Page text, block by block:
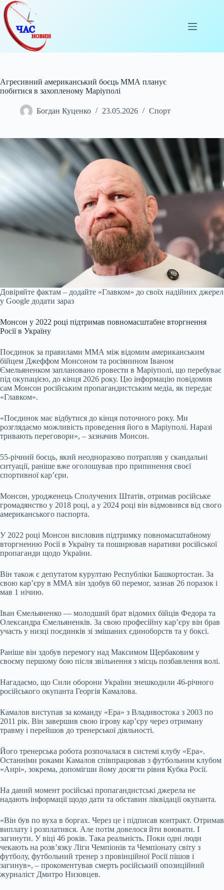
Перейти
до
вмісту
Агресивний американський боєць ММА планує
побитися в захопленому Маріуполі
Богдан Куценко 23.05.2026 Спорт
Довіряйте фактам – додайте «Главком» до своїх надійних джерел
у Google додати зараз
Монсон у 2022 році підтримав повномасштабне вторгнення
Росії в Україну
Поєдинок за правилами ММА між відомим американським
бійцем Джеффом Монсоном та росіянином Іваном
Ємельяненком заплановано провести в Маріуполі, що перебуває
під окупацією, до кінця 2026 року. Цю інформацію повідомив
сам Монсон російським пропагандистським медіа, як передає
«Главком».
«Поєдинок має відбутися до кінця поточного року. Ми
розглядаємо можливість проведення його в Маріуполі. Наразі
тривають переговори», – зазначив Монсон.
55-річний боєць, який неодноразово потрапляв у скандальні
ситуації, раніше вже оголошував про припинення своєї
спортивної кар’єри.
Монсон, уродженець Сполучених Штатів, отримав російське
громадянство у 2018 році, а у 2024 році він відмовився від свого
американського паспорта.
У 2022 році Монсон висловив підтримку повномасштабному
вторгненню Росії в Україну та поширював наративи російської
пропаганди щодо України.
Він також є депутатом курултаю Республіки Башкортостан. За
свою кар’єру в ММА він здобув 60 перемог, зазнав 26 поразок і
мав 1 нічию.
Іван Ємельяненко — молодший брат відомих бійців Федора та
Олександра Ємельяненків. За свою професійну кар’єру він брав
участь у низці поєдинків зі змішаних єдиноборств та у боксі.
Раніше він здобув перемогу над Максимом Щербаковим у
своєму першому бою після звільнення з місць позбавлення волі.
Нагадаємо, що Сили оборони України знешкодили 46-річного
російського окупанта Георгія Камалова.
Камалов виступав за команду «Ера» з Владивостока з 2003 по
2011 рік. Він завершив свою ігрову кар’єру через отриману
травму і перейшов до тренерської діяльності.
Його тренерська робота розпочалася в системі клубу «Ера».
Останніми роками Камалов співпрацював з футбольним клубом
«Анрі», зокрема, допомігши йому досягти рівня Кубка Росії.
На даний момент російські пропагандистські джерела не
надають інформації щодо дати та обставин ліквідації окупанта.
«Він був по вуха в боргах. Через це і підписав контракт. Отримав
виплату і розплатився. Але потім довелося йти воювати. І
загинути. У віці 46 років. Така реальність. Поки одні люди
чекають на розв’язку Ліги Чемпіонів та Чемпіонату світу з
футболу, футбольний тренер з провінційної Росії пішов і
загинув», – прокоментував смерть російський опозиційний
журналіст Дмитро Низовцев.